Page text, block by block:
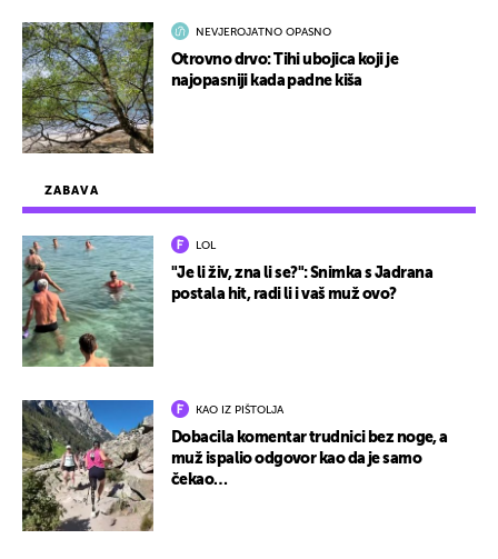
ZABAVA
LOL
"Je li živ, zna li se?": Snimka s Jadrana
postala hit, radi li i vaš muž ovo?
KAO IZ PIŠTOLJA
Dobacila komentar trudnici bez noge, a
muž ispalio odgovor kao da je samo
čekao…
NEVJEROJATNO OPASNO
Otrovno drvo: Tihi ubojica koji je
najopasniji kada padne kiša